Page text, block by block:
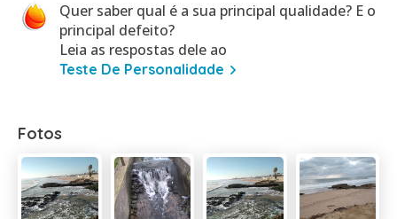
Quer saber qual é a sua principal qualidade? E o
principal defeito?
Leia as respostas dele ao
Teste De Personalidade
Fotos